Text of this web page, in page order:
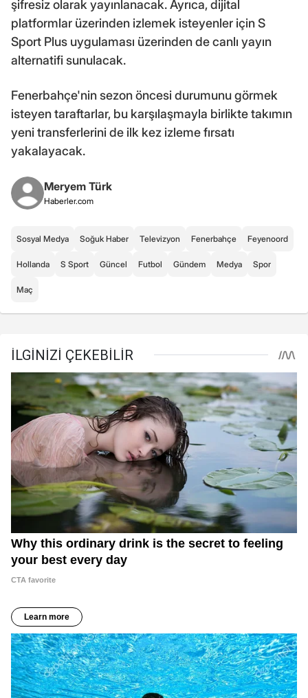
şifresiz olarak yayınlanacak. Ayrıca, dijital
platformlar üzerinden izlemek isteyenler için S
Sport Plus uygulaması üzerinden de canlı yayın
alternatifi sunulacak.
Fenerbahçe'nin sezon öncesi durumunu görmek
isteyen taraftarlar, bu karşılaşmayla birlikte takımın
yeni transferlerini de ilk kez izleme fırsatı
yakalayacak.
Meryem Türk
Haberler.com
Sosyal Medya Soğuk Haber Televizyon Fenerbahçe Feyenoord
Hollanda S Sport Güncel Futbol Gündem Medya Spor
Maç